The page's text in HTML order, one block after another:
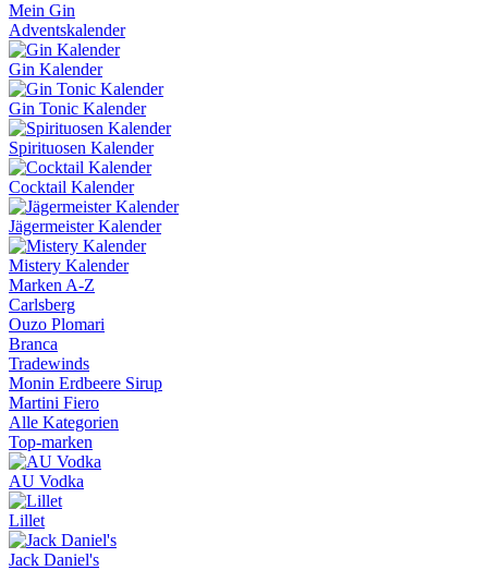
Mein Gin
Adventskalender
Gin Kalender
Gin Tonic Kalender
Spirituosen Kalender
Cocktail Kalender
Jägermeister Kalender
Mistery Kalender
Marken A-Z
Carlsberg
Ouzo Plomari
Branca
Tradewinds
Monin Erdbeere Sirup
Martini Fiero
Alle Kategorien
Top-marken
AU Vodka
Lillet
Jack Daniel's